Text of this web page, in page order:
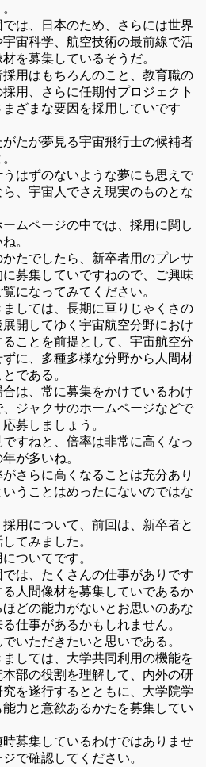
は、日本のため、さらには世界
宙科学、航空技術の最前線で活
を募集しているそうだ。
用はもちろんのこと、教育職の
用、さらに任期付プロジェクト
ざまな要因を採用していです
たが夢見る宇宙飛行士の候補者
はずのないような夢にも思えで
、宇宙人でさえ現実のものとな
ムページの中では、採用に関し
。
たでしたら、新卒者用のプレサ
募集していですねので、ご興味
になってみてください。
しては、長期に亘りじゃくさの
開してゆく宇宙航空分野におけ
ことを前提として、宇宙航空分
に、多種多様な分野から人間材
である。
は、常に募集をかけているわけ
ジャクサのホームページなどで
募しましょう。
すねと、倍率は非常に高くなっ
が多いね。
さらに高くなることは充分あり
うことはめったにないのではな
用について、前回は、新卒者と
てみました。
ついてです。
は、たくさんの仕事がありです
人間像材を募集していであるか
どの能力がないとお思いのあな
仕事があるかもしれません。
いただきたいと思いである。
しては、大学共同利用の機能を
部の役割を理解して、内外の研
を遂行するとともに、大学院学
力と意欲あるかたを募集してい
募集しているわけではありませ
で確認してください。